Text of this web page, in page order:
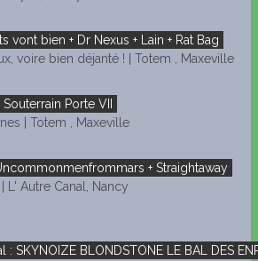
vont bien + Dr Nexus + Lain + Rat Bag
voire bien déjanté ! | Totem , Maxeville
Souterrain Porte VII
| Totem , Maxeville
+ Straightaway
L' Autre Canal, Nancy
: SKYNOIZE BLONDSTONE LE BAL DES